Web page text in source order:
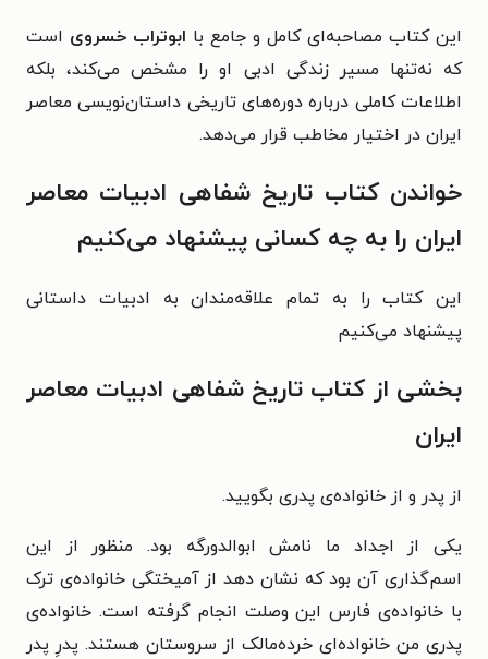
این کتاب مصاحبه‌ای کامل و جامع با ابوتراب خسروی است
که نه‌تنها مسیر زندگی ادبی او را مشخص می‌کند، بلکه
اطلاعات کاملی درباره دوره‌های تاریخی داستان‌نویسی معاصر
ایران در اختیار مخاطب قرار می‌دهد.
خواندن کتاب تاریخ شفاهی ادبیات معاصر
ایران را به چه کسانی پیشنهاد می‌کنیم
این کتاب را به تمام علاقه‌مندان به ادبیات داستانی
پیشنهاد می‌کنیم
بخشی از کتاب تاریخ شفاهی ادبیات معاصر
ایران
از پدر و از خانواده‌ی پدری بگویید.
یکی از اجداد ما نامش ابوالدورگه بود. منظور از این
اسم‌گذاری آن بود که نشان دهد از آمیختگی خانواده‌ی ترک
با خانواده‌ی فارس این وصلت انجام گرفته است. خانواده‌ی
پدری من خانواده‌ای خرده‌مالک از سروستان هستند. پدرِ پدر